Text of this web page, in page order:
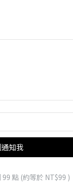
知我
99 點 (約等於 NT$99 )